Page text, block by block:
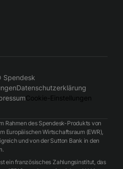
Spendesk
Datenschutzerklärung
Cookie-Einstellungen
Rahmen des Spendesk-Produkts von
Europäischen Wirtschaftsraum (EWR),
und von der Sutton Bank in den
ein französisches Zahlungsinstitut, das